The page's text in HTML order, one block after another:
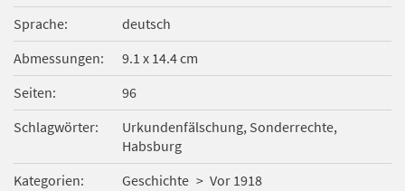
Sprache
deutsch
Abmessungen
9.1 x 14.4 cm
Seiten
96
Schlagwörter
Urkundenfälschung, Sonderrechte,
Habsburg
Kategorien
Geschichte Vor 1918